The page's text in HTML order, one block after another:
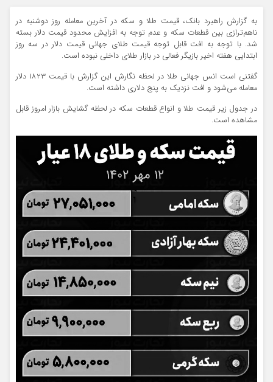
به گزارش راهبرد بانک، قیمت طلا و سکه در آخرین معامله روز دوشنبه در
ناهم‌ترازی بین قطعات سکه و عدم توجه به افزایش محدود قیمت دلار بسته
شد. با توجه به افت قابل توجه قیمت طلای جهانی قیمت دلار در سه روز
ابتدایی هفته اخیر بازیگر فعالی در بازار طلای داخلی نبوده است.
گفتنی است انس جهانی طلا در لحظه نگارش این گزارش با قیمت ۱۸۲۳ دلار
معامله می‌شود و افت نزدیک به پنج دلاری داشته است.
در جدول زیر قیمت طلا و انواع قطعات سکه در لحظه گشایش بازار امروز قابل
مشاهده است.